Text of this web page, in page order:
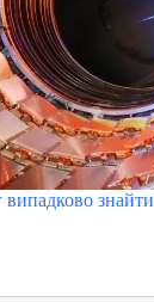
знайти